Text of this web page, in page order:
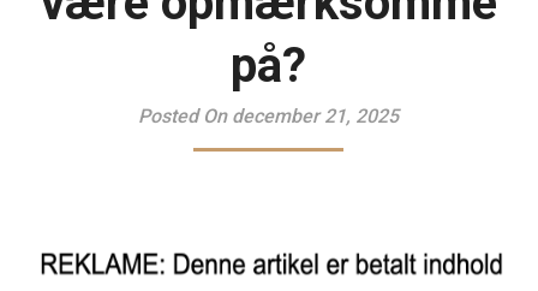
på?
Posted On december 21, 2025